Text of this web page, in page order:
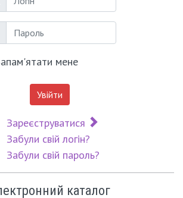
мене
Увійти
Зареєструватися
Забули свій логін?
Забули свій пароль?
каталог